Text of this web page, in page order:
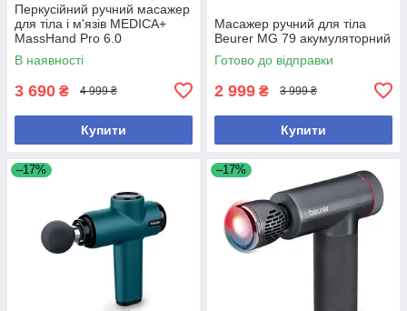
Перкусійний ручний масажер
для тіла і м'язів MEDICA+
MassHand Pro 6.0
В наявності
3 690 ₴ 4 999 ₴
Купити
Масажер ручний для тіла
Beurer MG 79 акумуляторний
Готово до відправки
2 999 ₴ 3 999 ₴
Купити
–17% –17%